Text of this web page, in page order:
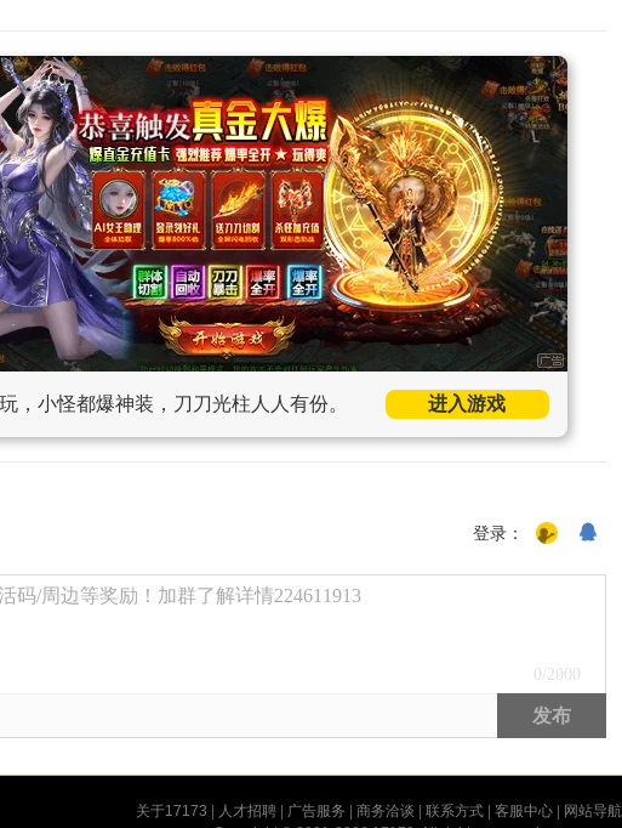
，小怪都爆神装，刀刀光柱人人有份。 进入游戏
登录：
码/周边等奖励！加群了解详情224611913
0 /2000
发布
关于17173 | 人才招聘| 广告服务 | 商务洽谈 | 联系方式| 客服中心| 网站导航